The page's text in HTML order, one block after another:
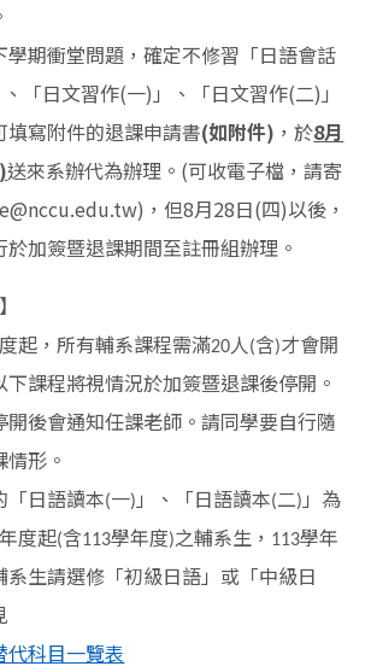
學期衝堂問題，確定不修習「日語會話
「日文習作(一)」、「日文習作(二)」
填寫附件的退課申請書(如附件) ，於8月
送來系辦代為辦理。(可收電子檔，請寄
，但8月28日(四)以後，
於加簽暨退課期間至註冊組辦理。
起，所有輔系課程需滿20人(含)才會開
下課程將視情況於加簽暨退課後停開。
開後會通知任課老師。請同學要自行隨
形。
「日語讀本(一) 」、「日語讀本(二) 」為
度起(含113學年度)之輔系生， 113學年
系生請選修「初級日語」或「中級日
代科目一覽表